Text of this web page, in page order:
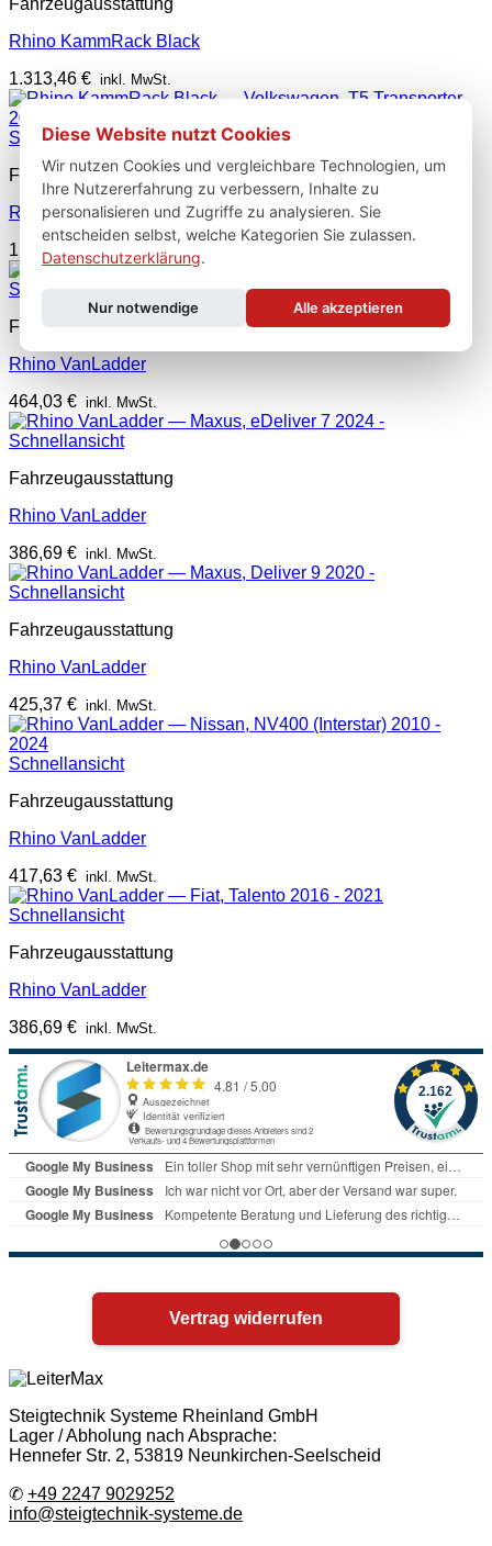
Rhino KammRack Black
1.313,46 € inkl. MwSt.
Schnellansicht
Fahrzeugausstattung
Rhino KammRack Black
1.294,97
inkl. MwSt.
Schnellansicht
Fahrzeugausstattung
Rhino VanLadder
464,03 € inkl. MwSt.
Schnellansicht
Fahrzeugausstattung
Rhino VanLadder
386,69 € inkl. MwSt.
Schnellansicht
Fahrzeugausstattung
Rhino VanLadder
425,37 € inkl. MwSt.
Schnellansicht
Fahrzeugausstattung
Rhino VanLadder
417,63 € inkl. MwSt.
Schnellansicht
Fahrzeugausstattung
Rhino VanLadder
386,69 € inkl. MwSt.
Vertrag widerrufen
Steigtechnik Systeme Rheinland GmbH
Lager / Abholung nach Absprache:
Hennefer Str. 2, 53819 Neunkirchen-Seelscheid
✆ +49 2247 9029252
info@steigtechnik-systeme.de
Diese Website nutzt Cookies
Wir nutzen Cookies und vergleichbare Technologien, um
Ihre Nutzererfahrung zu verbessern, Inhalte zu
personalisieren und Zugriffe zu analysieren. Sie
entscheiden selbst, welche Kategorien Sie zulassen.
Datenschutzerklärung.
Nur notwendige Alle akzeptieren